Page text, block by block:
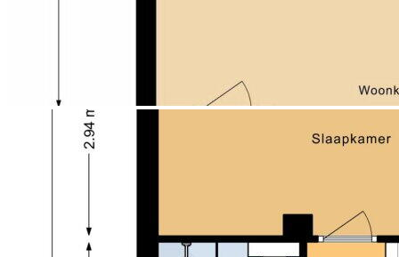
2e VERDIEPING:
De tweede verdieping biedt een ruime vierde
slaapkamer met laminaatvloer en twee dakramen
voor prettig daglicht. Daarnaast is er een aparte kast